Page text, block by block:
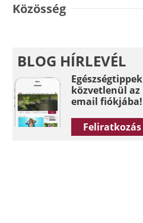
Közösség
BLOG HÍRLEVÉL
Egészségtippek
közvetlenül az
email fiókjába!
Feliratkozás